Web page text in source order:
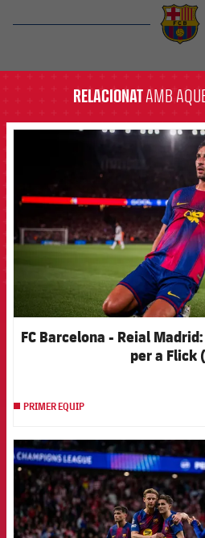
RELACIONATAMB
FCB
FC Barcelona - Reial
per a Flick
PRIMER EQUIP